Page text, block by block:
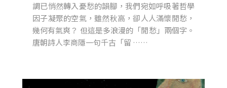
調已悄然轉入憂愁的韻腳，我們宛如呼吸著哲學
因子凝聚的空氣，雖然秋高，卻人人滿懷閒愁，
幾何有氣爽？ 但這是多浪漫的「閒愁」兩個字。
唐朝詩人李商隱一句千古「留 ……